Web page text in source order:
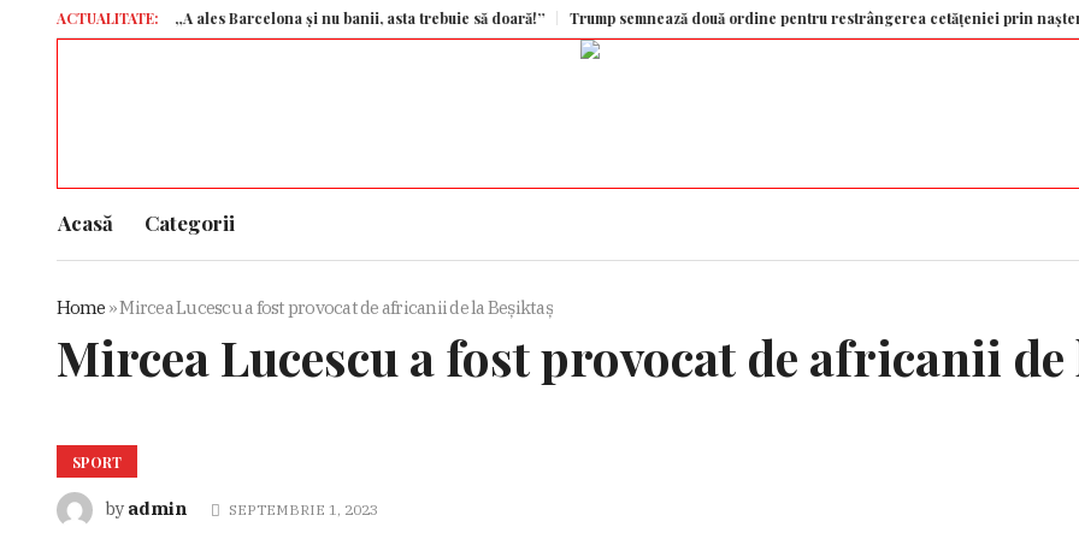
ACTUALITATE:
„A ales Barcelona și nu banii, asta trebuie să doară!” Trump semnează două ordine pentru restrângerea cetățeniei prin naștere și
Acasă Categorii
Home »Mircea Lucescu a fost provocat de africanii de la Beșiktaș
Mircea Lucescu a fost provocat de africanii de
SPORT
by admin SEPTEMBRIE 1, 2023